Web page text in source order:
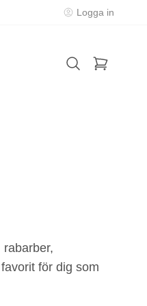
Logga in
för dig som